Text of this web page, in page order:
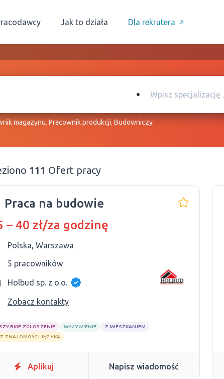
Jak to działa Dla rekrutera
magazynu,Pracownik produkcji,Budowniczy
111 Ofert pracy
Praca na budowie
– 40 zł/za godzinę
Polska, Warszawa
5 pracowników
Holbud sp. z o.o.
Zobacz kontakty
SZYBKIE ZGŁOSZENIE WYŻYWIENIE
Z MIESZKANIEM
ZNAJOMOŚCI JĘZYKA
Aplikuj Napisz wiadomość